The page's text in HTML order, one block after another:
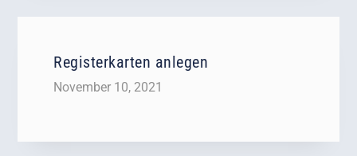
Registerkarten anlegen
November 10, 2021